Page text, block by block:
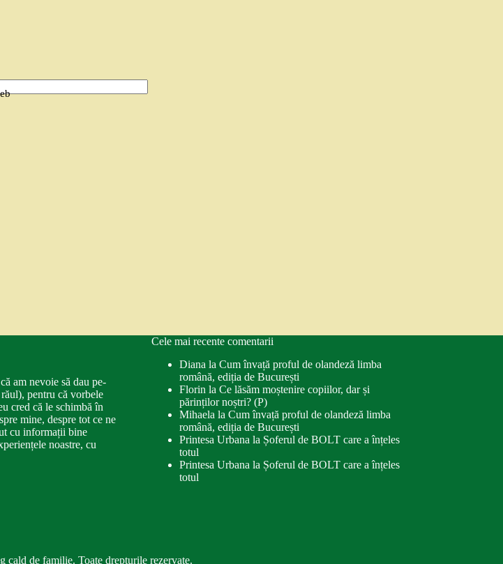
am nevoie să dau pe-
pentru că vorbele
cred că le schimbă în
mine, despre tot ce ne
cu informații bine
noastre, cu
Cele mai recente comentarii
Diana la Cum învață proful de olandeză limba
română, ediția de București
Florin la Ce lăsăm moștenire copiilor, dar și
părinților noștri? (P)
Mihaela la Cum învață proful de olandeză limba
română, ediția de București
Printesa Urbana la Șoferul de BOLT care a înțeles
totul
Printesa Urbana la Șoferul de BOLT care a înțeles
totul
de familie. Toate drepturile rezervate.